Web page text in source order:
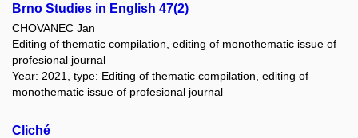
Brno Studies in English 47(2)
CHOVANEC Jan
Editing of thematic compilation, editing of monothematic issue of
profesional journal
Year: 2021, type: Editing of thematic compilation, editing of
monothematic issue of profesional journal
Cliché